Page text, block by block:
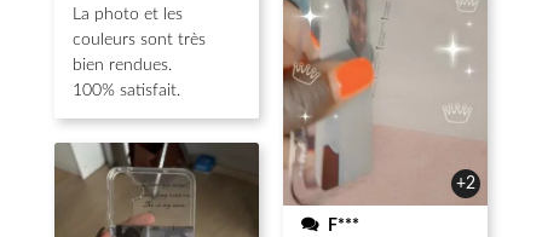
La photo et les
couleurs sont très
bien rendues.
100% satisfait.
+2
F***